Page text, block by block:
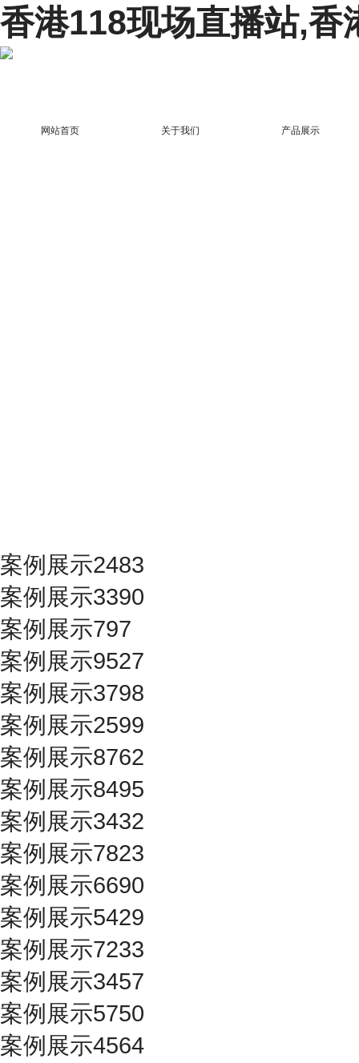
香港118现场直播站,香
网站首页 关于我们 产品展示
案例展示2483
案例展示3390
案例展示797
案例展示9527
案例展示3798
案例展示2599
案例展示8762
案例展示8495
案例展示3432
案例展示7823
案例展示6690
案例展示5429
案例展示7233
案例展示3457
案例展示5750
案例展示4564